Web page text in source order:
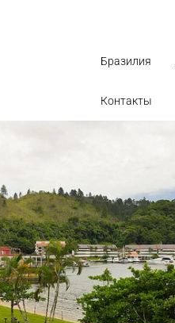
Бразилия
Контакты